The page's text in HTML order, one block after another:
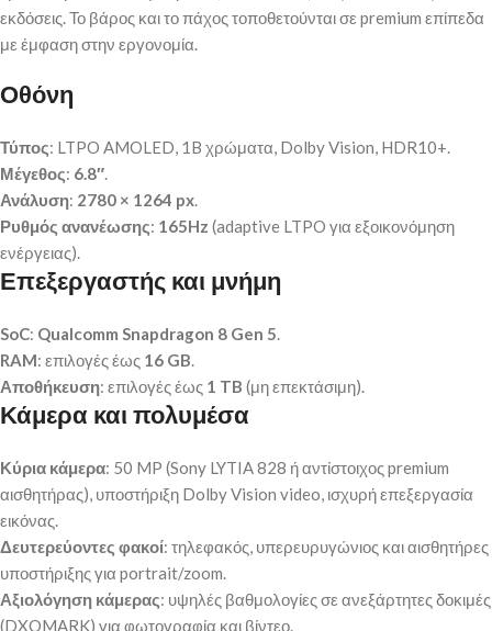
εκδόσεις. Το βάρος και το πάχος τοποθετούνται σε premium επίπεδα
με έμφαση στην εργονομία.
Οθόνη
Τύπος: LTPO AMOLED, 1B χρώματα, Dolby Vision, HDR10+.
Μέγεθος: 6.8″.
Ανάλυση: 2780 × 1264 px.
Ρυθμός ανανέωσης: 165Hz (adaptive LTPO για εξοικονόμηση
ενέργειας).
Επεξεργαστής και μνήμη
SoC: Qualcomm Snapdragon 8 Gen 5.
RAM: επιλογές έως 16 GB.
Αποθήκευση: επιλογές έως 1 TB (μη επεκτάσιμη).
Κάμερα και πολυμέσα
Κύρια κάμερα: 50 MP (Sony LYTIA 828 ή αντίστοιχος premium
αισθητήρας), υποστήριξη Dolby Vision video, ισχυρή επεξεργασία
εικόνας.
Δευτερεύοντες φακοί: τηλεφακός, υπερευρυγώνιος και αισθητήρες
υποστήριξης για portrait/zoom.
Αξιολόγηση κάμερας: υψηλές βαθμολογίες σε ανεξάρτητες δοκιμές
(DXOMARK) για φωτογραφία και βίντεο.